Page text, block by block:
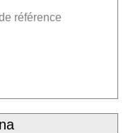
référence